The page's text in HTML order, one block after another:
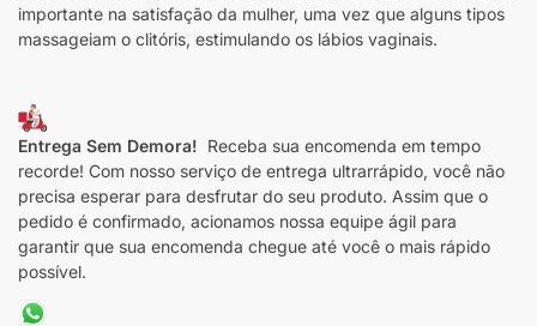
importante na satisfação da mulher, uma vez que alguns tipos
massageiam o clitóris, estimulando os lábios vaginais.
Entrega Sem Demora! Receba sua encomenda em tempo
recorde! Com nosso serviço de entrega ultrarrápido, você não
precisa esperar para desfrutar do seu produto. Assim que o
pedido é confirmado, acionamos nossa equipe ágil para
garantir que sua encomenda chegue até você o mais rápido
possível.